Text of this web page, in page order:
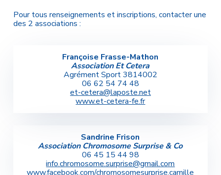
Pour tous renseignements et inscriptions, contacter une
des 2 associations :
Françoise Frasse-Mathon
Association Et Cetera
Agrément Sport 3814002
06 62 54 74 48
et-cetera@laposte.net
www.et-cetera-fe.fr
Sandrine Frison
Association Chromosome Surprise & Co
06 45 15 44 98
info.chromosome.surprise@gmail.com
www.facebook.com/chromosomesurprise.camille